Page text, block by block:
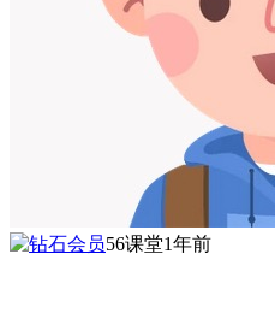
56课堂1年前